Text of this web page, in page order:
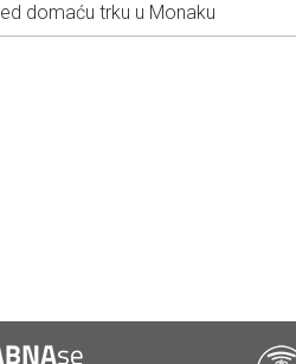
domaću trku u Monaku